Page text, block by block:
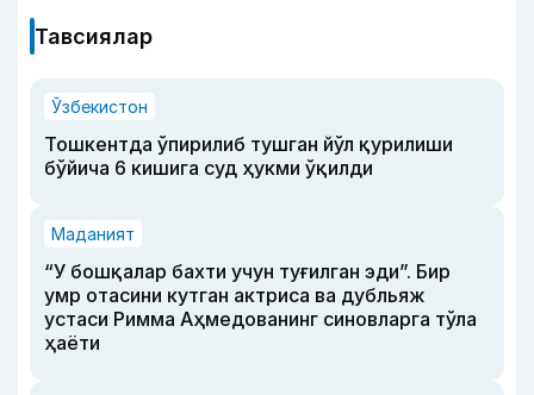
Тавсиялар
Ўзбекистон
Тошкентда ўпирилиб тушган йўл қурилиши
бўйича 6 кишига суд ҳукми ўқилди
Маданият
“У бошқалар бахти учун туғилган эди”. Бир
умр отасини кутган актриса ва дубльяж
устаси Римма Аҳмедованинг синовларга тўла
ҳаёти